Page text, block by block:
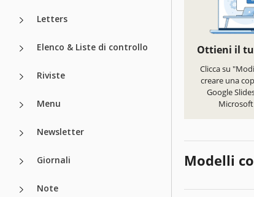
Letters
Elenco & Liste di controllo
Riviste
Menu
Newsletter
Giornali
Note
Ottieni il
Clicca su
creare una
Google
Modelli